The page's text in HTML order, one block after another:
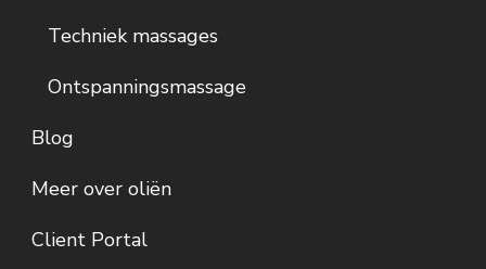
Techniek massages
Ontspanningsmassage
Blog
Meer over oliën
Client Portal